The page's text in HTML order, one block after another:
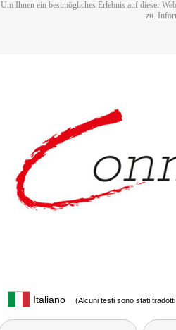
Um Ihnen ein bestmögliches Erlebnis auf dieser
zu.
Italiano (Alcuni testi sono stati